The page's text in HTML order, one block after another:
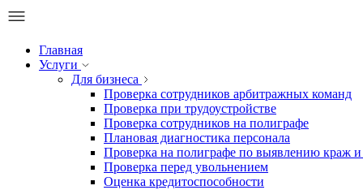
Главная
Услуги
Для бизнеса
Проверка сотрудников арбитражных команд
Проверка при трудоустройстве
Проверка сотрудников на полиграфе
Плановая диагностика персонала
Проверка на полиграфе по выявлению краж и
Проверка перед увольнением
Оценка кредитоспособности